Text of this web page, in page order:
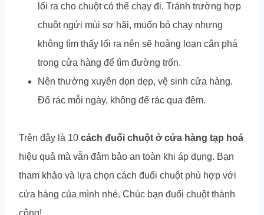
lối ra cho chuột có thể chạy đi. Tránh trường hợp
chuột ngửi mùi sợ hãi, muốn bỏ chạy nhưng
không tìm thấy lối ra nên sẽ hoảng loạn cắn phá
trong cửa hàng để tìm đường trốn.
Nên thường xuyên dọn dẹp, vệ sinh cửa hàng.
Đổ rác mỗi ngày, không để rác qua đêm.
Trên đây là 10 cách đuổi chuột ở cửa hàng tạp hoá
hiệu quả mà vẫn đảm bảo an toàn khi áp dụng. Bạn
tham khảo và lựa chọn cách đuổi chuột phù hợp với
cửa hàng của mình nhé. Chúc bạn đuổi chuột thành
công!